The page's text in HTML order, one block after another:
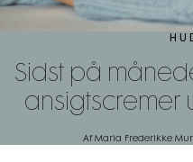
Sidst på
ansigtscremer
Af Maria Frederikke